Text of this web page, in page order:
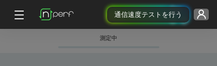
通信速度テストを行う
測定中